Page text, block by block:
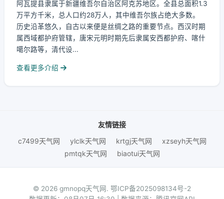
阿瓦提县隶属于新疆维吾尔自治区阿克苏地区。全县总面积1.3
万平方千米，总人口约28万人，其中维吾尔族占绝大多数。
历史沿革悠久，自古以来便是丝绸之路的重要节点。西汉时期
属西域都护府管辖，唐宋元明时期先后隶属安西都护府、喀什
噶尔路等，清代设...
查看更多介绍
友情链接
c7499天气网
ylclk天气网 krtgj天气网
xzseyh天气网
pmtqk天气网
biaotui天气网
© 2026 gmnopq天气网. 鄂ICP备2025098134号-2